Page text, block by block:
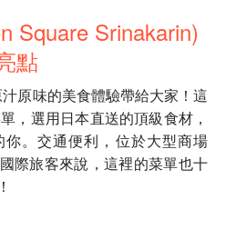
Square Srinakarin)
點
原味的美食體驗帶給大家！這
，選用日本直送的頂級食材，
。交通便利，位於大型商場
際旅客來說，這裡的菜單也十